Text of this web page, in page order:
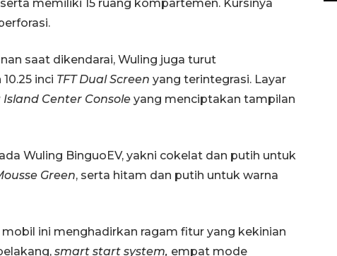
memiliki 15 ruang kompartemen. Kursinya
saat dikendarai, Wuling juga turut
inci TFT Dual Screen yang terintegrasi. Layar
Center Console yang menciptakan tampilan
Wuling BinguoEV, yakni cokelat dan putih untuk
Green, serta hitam dan putih untuk warna
ini menghadirkan ragam fitur yang kekinian
smart start system, empat mode